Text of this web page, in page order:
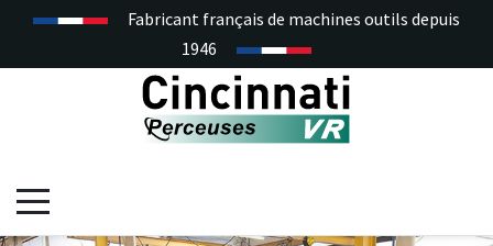
Fabricant français de machines outils depuis
1946